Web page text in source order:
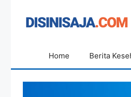
Home Berita